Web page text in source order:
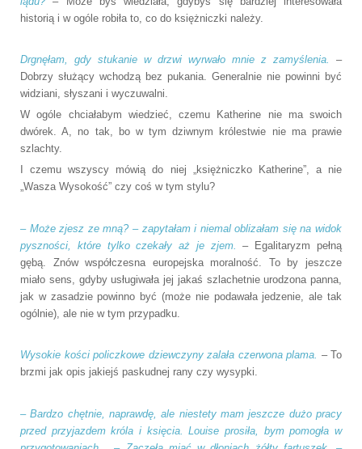
historią i w ogóle robiła to, co do księżniczki należy.
Drgnęłam, gdy stukanie w drzwi wyrwało mnie z zamyślenia.
–
Dobrzy służący wchodzą bez pukania. Generalnie nie powinni być
widziani, słyszani i wyczuwalni.
W ogóle chciałabym wiedzieć, czemu Katherine nie ma swoich
dwórek. A, no tak, bo w tym dziwnym królestwie nie ma prawie
szlachty.
I czemu wszyscy mówią do niej „księżniczko Katherine”, a nie
„Wasza Wysokość” czy coś w tym stylu?
– Może zjesz ze mną? – zapytałam i niemal oblizałam się na widok
pyszności, które tylko czekały aż je zjem.
– Egalitaryzm pełną
gębą. Znów współczesna europejska moralność. To by jeszcze
miało sens, gdyby usługiwała jej jakaś szlachetnie urodzona panna,
jak w zasadzie powinno być (może nie podawała jedzenie, ale tak
ogólnie), ale nie w tym przypadku.
Wysokie kości policzkowe dziewczyny zalała czerwona plama. – To
brzmi jak opis jakiejś paskudnej rany czy wysypki.
– Bardzo chętnie, naprawdę, ale niestety mam jeszcze dużo pracy
przed przyjazdem króla i księcia. Louise prosiła, bym pomogła w